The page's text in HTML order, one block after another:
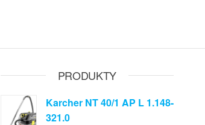
PRODUKTY
Karcher NT 40/1 AP L 1.148-
321.0